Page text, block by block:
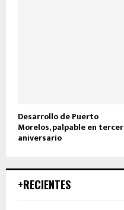
Desarrollo de Puerto
Morelos, palpable en tercer
aniversario
+RECIENTES